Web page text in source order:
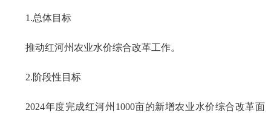
1.总体目标
推动红河州农业水价综合改革工作。
2.阶段性目标
2024年度完成红河州1000亩的新增农业水价综合改革面